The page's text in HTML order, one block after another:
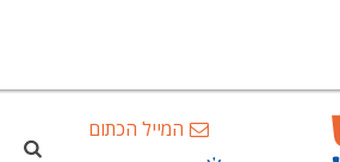
המייל הכתום